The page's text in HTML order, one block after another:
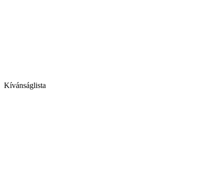
Kívánságlista